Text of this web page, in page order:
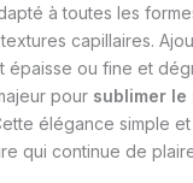
à toutes les
capillaires.
épaisse ou fine et
pour sublimer le
élégance simple
qui continue de